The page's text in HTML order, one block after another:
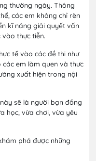
thường ngày. Thông
các em không chỉ rèn
kĩ năng giải quyết vấn
thực tiễn.
tế vào các đề thi như
em làm quen và thưc
xuất hiện trong nội
sẽ là người bạn đồng
học, vừa chơi, vừa yêu
phá được những